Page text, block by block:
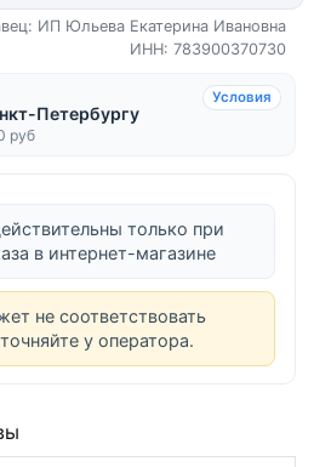
ИП Юльева Екатерина Ивановна
ИНН: 783900370730
Петербургу
руб
Условия
только при
в интернет-магазине
не соответствовать
у оператора.